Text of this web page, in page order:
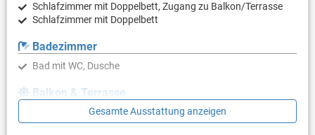
Schlafzimmer mit Doppelbett, Zugang zu Balkon/Terrasse
Schlafzimmer mit Doppelbett
Badezimmer
Bad mit WC, Dusche
Balkon & Terrasse
eigener Balkon
Balkongröße: 7 m²
Gesamte Ausstattung anzeigen